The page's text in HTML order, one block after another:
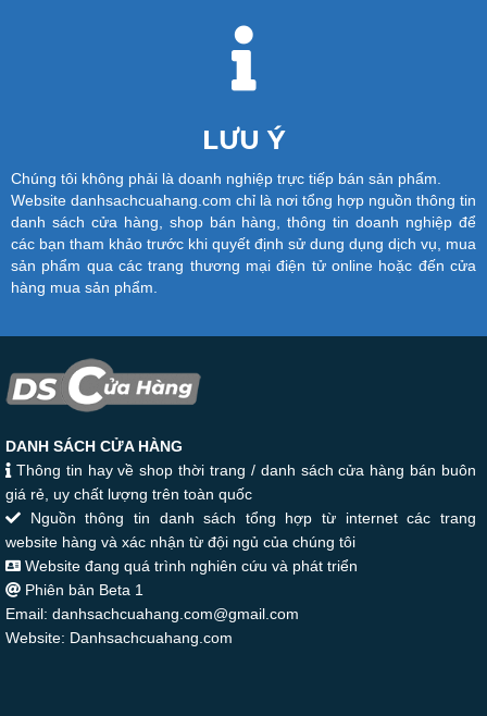
LƯU Ý
Chúng tôi không phải là doanh nghiệp trực tiếp bán sản phẩm.
Website danhsachcuahang.com chỉ là nơi tổng hợp nguồn thông tin
danh sách cửa hàng, shop bán hàng, thông tin doanh nghiệp để
các bạn tham khảo trước khi quyết định sử dung dụng dịch vụ, mua
sản phẩm qua các trang thương mại điện tử online hoặc đến cửa
hàng mua sản phẩm.
DANH SÁCH CỬA HÀNG
Thông tin hay về shop thời trang / danh sách cửa hàng bán buôn
giá rẻ, uy chất lượng trên toàn quốc
Nguồn thông tin danh sách tổng hợp từ internet các trang
website hàng và xác nhận từ đội ngủ của chúng tôi
Website đang quá trình nghiên cứu và phát triển
Phiên bản Beta 1
Email: danhsachcuahang.com@gmail.com
Website: Danhsachcuahang.com